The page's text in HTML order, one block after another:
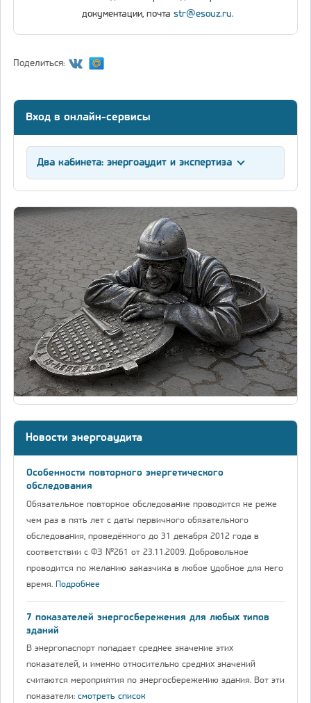
документации, почта str@esouz.ru.
Поделиться:
Вход в онлайн-сервисы
Два кабинета: энергоаудит и экспертиза
Новости энергоаудита
Особенности повторного энергетического
обследования
Обязательное повторное обследование проводится не реже
чем раз в пять лет с даты первичного обязательного
обследования, проведённого до 31 декабря 2012 года в
соответствии с ФЗ №261 от 23.11.2009. Добровольное
проводится по желанию заказчика в любое удобное для него
время. Подробнее
7 показателей энергосбережения для любых типов
зданий
В энергопаспорт попадает среднее значение этих
показателей, и именно относительно средних значений
считаются мероприятия по энергосбережению здания. Вот эти
показатели: смотреть список